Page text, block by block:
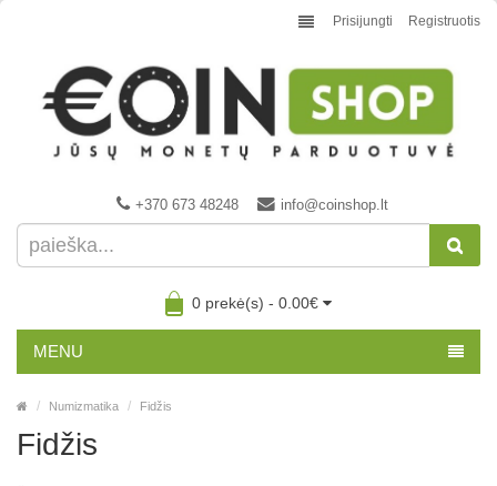
Prisijungti Registruotis
+370 673 48248 info@coinshop.lt
0 prekė(s) - 0.00€
MENU
Numizmatika Fidžis
Fidžis